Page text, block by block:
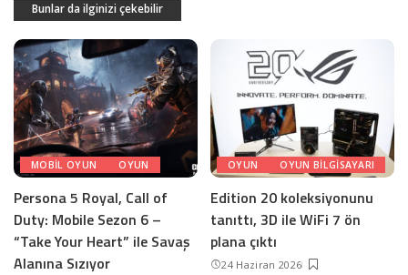
Bunlar da ilginizi çekebilir
MOBIL OYUN OYUN
Persona 5 Royal, Call of
Duty: Mobile Sezon 6 –
“Take Your Heart” ile Savaş
Alanına Sızıyor
OYUN OYUN BILGISAYARI
Edition 20 koleksiyonunu
tanıttı, 3D ile WiFi 7 ön
plana çıktı
24 Haziran 2026